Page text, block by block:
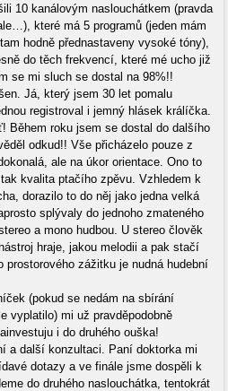
10 kanálovým naslouchátkem (pravda
které má 5 programů (jeden mám
hodně přednastaveny vysoké tóny),
do těch frekvencí, které mé ucho již
se mi sluch se dostal na 98%!!
Já, který jsem 30 let pomalu
registroval i jemný hlásek králíčka.
Během roku jsem se dostal do dalšího
odkud!! Vše přicházelo pouze z
ale na úkor orientace. Ono to
kvalita ptačího zpěvu. Vzhledem k
dorazilo to do něj jako jedna velká
splývaly do jednoho zmateného
a mono hudbou. U stereo člověk
hraje, jakou melodii a pak stačí
prostorového zážitku je nudná hudební
(pokud se nedám na sbírání
vyplatilo) mi už pravděpodobně
i do druhého ouška!
a další konzultaci. Paní doktorka mi
dotazy a ve finále jsme dospěli k
do druhého naslouchátka, tentokrát